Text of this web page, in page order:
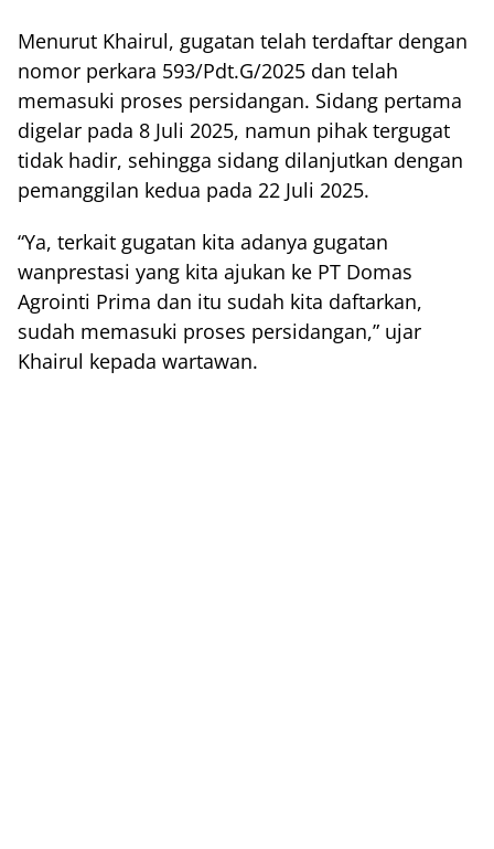
Menurut Khairul, gugatan telah terdaftar dengan
nomor perkara 593/Pdt.G/2025 dan telah
memasuki proses persidangan. Sidang pertama
digelar pada 8 Juli 2025, namun pihak tergugat
tidak hadir, sehingga sidang dilanjutkan dengan
pemanggilan kedua pada 22 Juli 2025.
“Ya, terkait gugatan kita adanya gugatan
wanprestasi yang kita ajukan ke PT Domas
Agrointi Prima dan itu sudah kita daftarkan,
sudah memasuki proses persidangan,” ujar
Khairul kepada wartawan.